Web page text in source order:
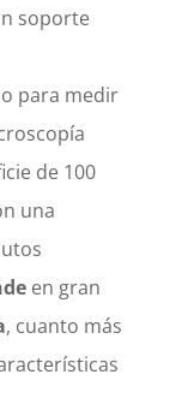
soporte
para medir
de 100
una
en gran
, cuanto más